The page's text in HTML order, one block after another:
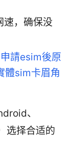
速，确保没
申請esim後原
體sim卡眉角
、
选择合适的